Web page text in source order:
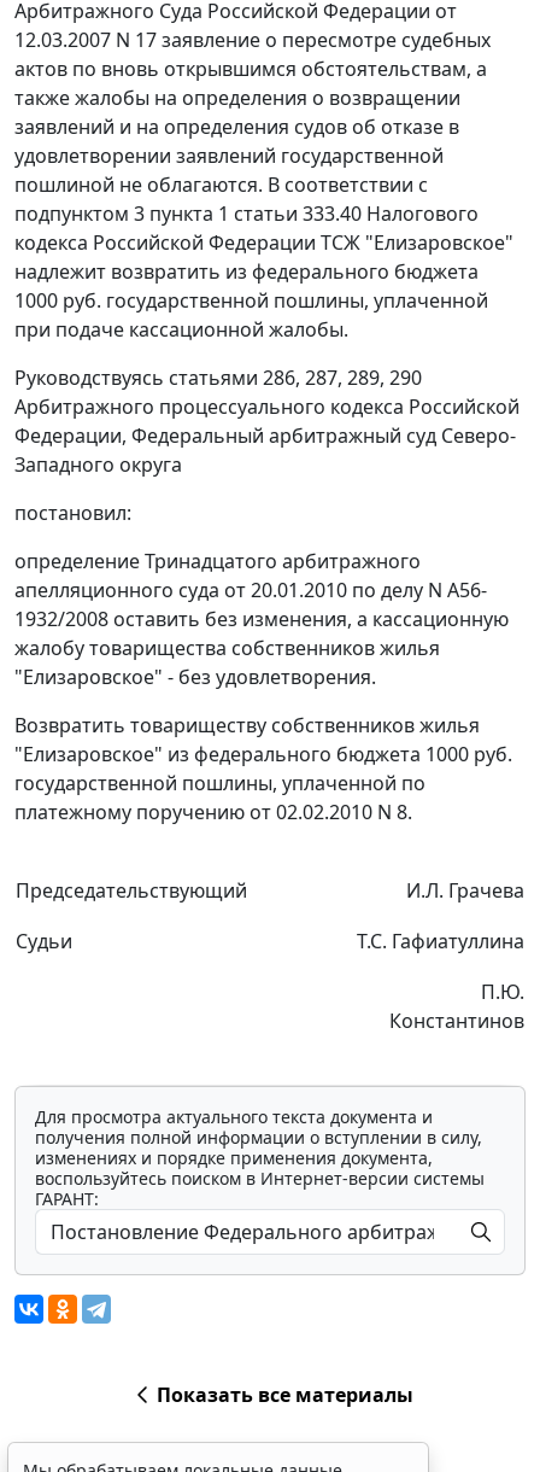
Арбитражного Суда Российской Федерации от
12.03.2007 N 17 заявление о пересмотре судебных
актов по вновь открывшимся обстоятельствам, а
также жалобы на определения о возвращении
заявлений и на определения судов об отказе в
удовлетворении заявлений государственной
пошлиной не облагаются. В соответствии с
подпунктом 3 пункта 1 статьи 333.40 Налогового
кодекса Российской Федерации ТСЖ "Елизаровское"
надлежит возвратить из федерального бюджета
1000 руб. государственной пошлины, уплаченной
при подаче кассационной жалобы.
Руководствуясь статьями 286, 287, 289, 290
Арбитражного процессуального кодекса Российской
Федерации, Федеральный арбитражный суд Северо-
Западного округа
постановил:
определение Тринадцатого арбитражного
апелляционного суда от 20.01.2010 по делу N А56-
1932/2008 оставить без изменения, а кассационную
жалобу товарищества собственников жилья
"Елизаровское" - без удовлетворения.
Возвратить товариществу собственников жилья
"Елизаровское" из федерального бюджета 1000 руб.
государственной пошлины, уплаченной по
платежному поручению от 02.02.2010 N 8.
Председательствующий
И.Л. Грачева
Судьи
Т.С. Гафиатуллина
П.Ю.
Константинов
Для просмотра актуального текста документа и
получения полной информации о вступлении в силу,
изменениях и порядке применения документа,
воспользуйтесь поиском в Интернет-версии системы
ГАРАНТ:
Показать все материалы